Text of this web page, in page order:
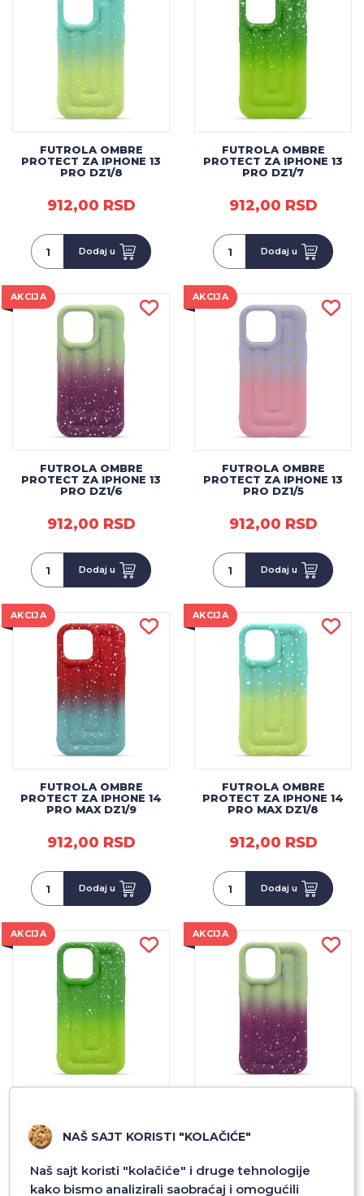
FUTROLA OMBRE
PROTECT ZA IPHONE 13
PRO DZ1/8
912,00 RSD
Dodaj u
FUTROLA OMBRE
PROTECT ZA IPHONE 13
PRO DZ1/7
912,00 RSD
Dodaj u
AKCIJA
FUTROLA OMBRE
PROTECT ZA IPHONE 13
PRO DZ1/6
912,00 RSD
Dodaj u
AKCIJA
FUTROLA OMBRE
PROTECT ZA IPHONE 13
PRO DZ1/5
912,00 RSD
Dodaj u
AKCIJA
FUTROLA OMBRE
PROTECT ZA IPHONE 14
PRO MAX DZ1/9
912,00 RSD
Dodaj u
AKCIJA
FUTROLA OMBRE
PROTECT ZA IPHONE 14
PRO MAX DZ1/8
912,00 RSD
Dodaj u
AKCIJA
PRO MAX DZ1/7
912,00 RSD
AKCIJA
PRO MAX DZ1/6
NAŠ SAJT KORISTI "KOLAČIĆE"
Naš sajt koristi "kolačiće" i druge tehnologije
kako bismo analizirali saobraćaj i omogućili